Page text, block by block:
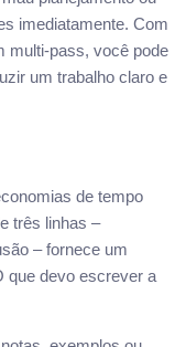
imediatamente. Com
multi-pass, você pode
um trabalho claro e
de tempo
três linhas –
– fornece um
que devo escrever a